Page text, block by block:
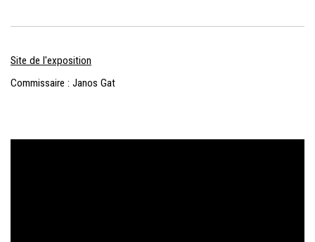
Site de l'exposition
Commissaire : Janos Gat